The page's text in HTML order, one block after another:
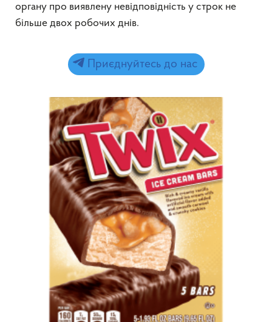
органу про виявлену невідповідність у строк не
більше двох робочих днів.
Приєднуйтесь до нас